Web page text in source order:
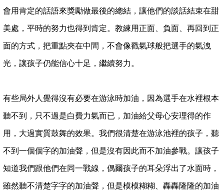
會用肯定的話語來獎勵做最後的總結，讓他們的談話結束在甜
美處，平時的努力也得到肯定。教練用正面、負面、再回到正
面的方式，把重點夾在中間，不會像戳氣球般把選手的氣洩
光，讓孩子仍能信心十足，繼續努力。
有些局外人覺得沒有必要在游泳時加油，因為選手在水裡根本
聽不到，只不過是白費力氣而已，加油給父母心安理得的作
用，大過實質鼓舞的效果。我們很清楚在游泳池裡的孩子，聽
不到一個個字的加油聲，但是沒有因此而不加油參戰。讓孩子
知道我們跟他們在同一戰線，偶爾孩子的耳朵浮出了水面時，
雖然聽不清楚字字的加油聲，但是模模糊糊、轟轟隆隆的加油